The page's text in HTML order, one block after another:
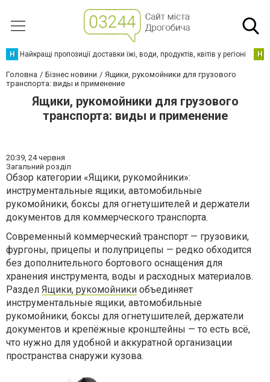
Н Найкращі пропозиції доставки їжі, води, продуктів, квітів у регіоні Н
Головна Бізнес новини
Ящики, рукомойники для грузового
транспорта: виды и применение
Ящики, рукомойники для грузового
транспорта: виды и применение
20:39, 24 червня
Загальний розділ
Обзор категории «Ящики, рукомойники»:
инструментальные ящики, автомобильные
рукомойники, боксы для огнетушителей и держатели
документов для коммерческого транспорта.
Современный коммерческий транспорт — грузовики,
фургоны, прицепы и полуприцепы — редко обходится
без дополнительного бортового оснащения для
хранения инструмента, воды и расходных материалов.
Раздел Ящики, рукомойники объединяет
инструментальные ящики, автомобильные
рукомойники, боксы для огнетушителей, держатели
документов и крепёжные кронштейны — то есть всё,
что нужно для удобной и аккуратной организации
пространства снаружи кузова.